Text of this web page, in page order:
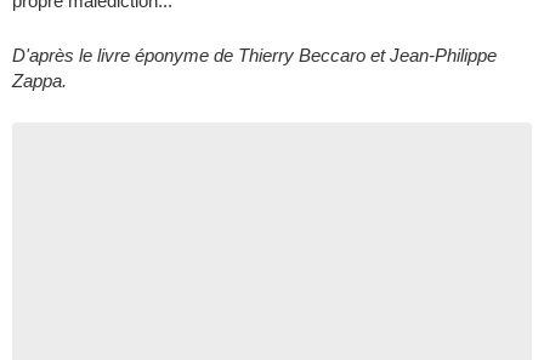
D'après le livre éponyme de Thierry Beccaro et Jean-Philippe
Zappa.